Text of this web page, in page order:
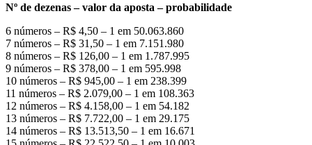
Nº de dezenas – valor da aposta – probabilidade
6 números – R$ 4,50 – 1 em 50.063.860
7 números – R$ 31,50 – 1 em 7.151.980
8 números – R$ 126,00 – 1 em 1.787.995
9 números – R$ 378,00 – 1 em 595.998
10 números – R$ 945,00 – 1 em 238.399
11 números – R$ 2.079,00 – 1 em 108.363
12 números – R$ 4.158,00 – 1 em 54.182
13 números – R$ 7.722,00 – 1 em 29.175
14 números – R$ 13.513,50 – 1 em 16.671